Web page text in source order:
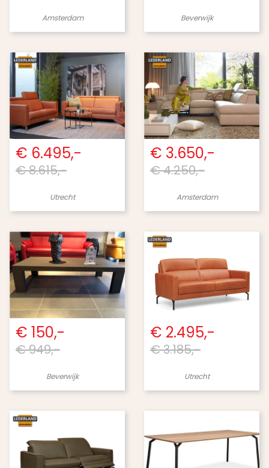
Amsterdam Beverwijk
€ 6.495,-
€ 8.615,-
Utrecht
€ 3.650,-
€ 4.250,-
Amsterdam
€ 150,-
€ 949,-
Beverwijk
€ 2.495,-
€ 3.185,-
Utrecht